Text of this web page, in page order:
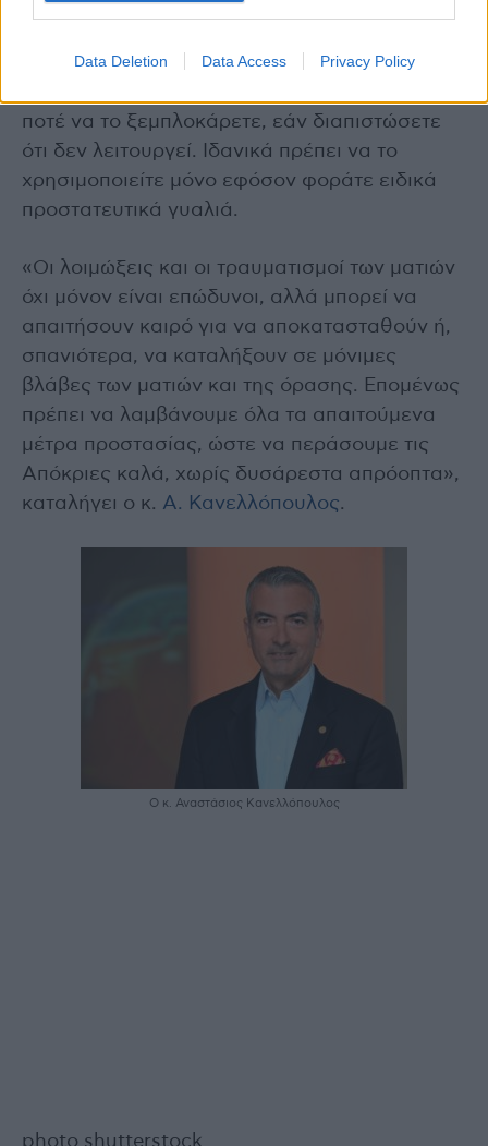
Data Deletion Data Access Privacy Policy
κανονάκι όταν είναι γυρισμένο προς το
ποτέ να το ξεμπλοκάρετε, εάν διαπιστώσετε
ότι δεν λειτουργεί. Ιδανικά πρέπει να το
χρησιμοποιείτε μόνο εφόσον φοράτε ειδικά
προστατευτικά γυαλιά.
«Οι λοιμώξεις και οι τραυματισμοί των ματιών
όχι μόνον είναι επώδυνοι, αλλά μπορεί να
απαιτήσουν καιρό για να αποκατασταθούν ή,
σπανιότερα, να καταλήξουν σε μόνιμες
βλάβες των ματιών και της όρασης. Επομένως
πρέπει να λαμβάνουμε όλα τα απαιτούμενα
μέτρα προστασίας, ώστε να περάσουμε τις
Απόκριες καλά, χωρίς δυσάρεστα απρόοπτα»,
καταλήγει ο κ. Α. Κανελλόπουλος.
Ο κ. Αναστάσιος Κανελλόπουλος